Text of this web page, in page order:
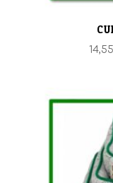
14,55